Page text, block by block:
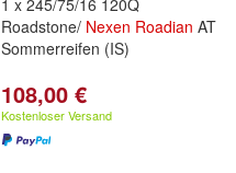
1 x 245/75/16 120Q
Roadstone/ Nexen Roadian AT
Sommerreifen (IS)
108,00 €
Kostenloser Versand